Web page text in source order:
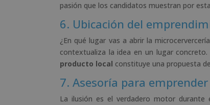
pasión que los candidatos muestran por
6. Ubicación del
¿En qué lugar vas a abrir la
contextualiza la idea en un lugar
producto local constituye una propuesta
7. Asesoría para emprender
La ilusión es el verdadero motor